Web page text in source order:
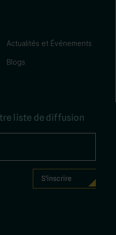
Actualités et Événements
Blogs
liste de diffusion